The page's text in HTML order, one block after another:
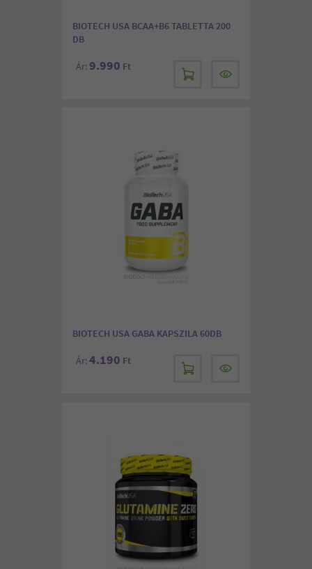
BIOTECH USA BCAA+B6 TABLETTA 200
DB
Ár: 9.990 Ft
BIOTECH USA GABA KAPSZILA 60DB
Ár: 4.190 Ft